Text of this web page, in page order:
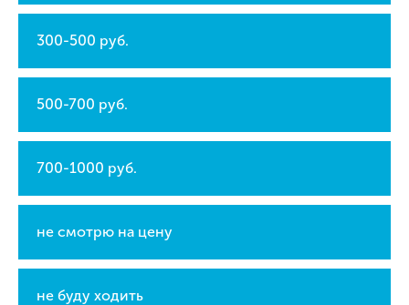
300-500 руб.
500-700 руб.
700-1000 руб.
не смотрю на цену
не буду ходить